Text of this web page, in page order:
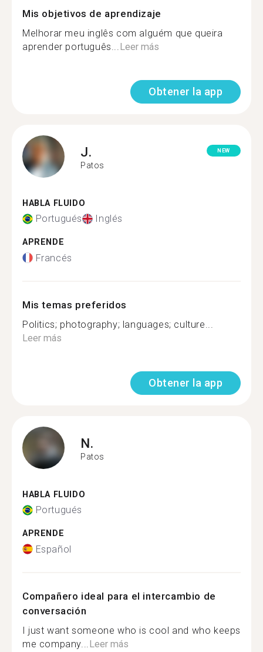
Mis objetivos de aprendizaje
Melhorar meu inglês com alguém que queira
aprender português... Leer más
Obtener la app
J.
Patos
NEW
HABLA FLUIDO
Portugués Inglés
APRENDE
Francés
Mis temas preferidos
Politics; photography; languages; culture...
Leer más
Obtener la app
N.
Patos
HABLA FLUIDO
Portugués
APRENDE
Español
Compañero ideal para el intercambio de
conversación
I just want someone who is cool and who keeps
me company... Leer más